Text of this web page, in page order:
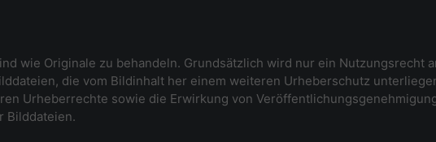
wie Originale zu behandeln. Grundsätzlich wird nur ein
die vom Bildinhalt her einem weiteren Urheberschutz
Urheberrechte sowie die Erwirkung von
Bilddateien.